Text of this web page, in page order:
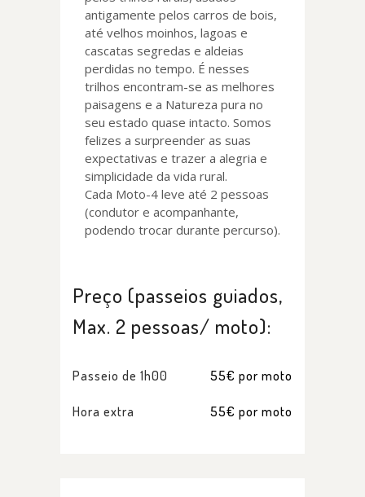
antigamente pelos carros de bois,
até velhos moinhos, lagoas e
cascatas segredas e aldeias
perdidas no tempo. É nesses
trilhos encontram-se as melhores
paisagens e a Natureza pura no
seu estado quase intacto. Somos
felizes a surpreender as suas
expectativas e trazer a alegria e
simplicidade da vida rural.
Cada Moto-4 leve até 2 pessoas
(condutor e acompanhante,
podendo trocar durante percurso).
Preço (passeios guiados,
Max. 2 pessoas/ moto):
Passeio de 1h00 55€ por moto
Hora extra 55€ por moto